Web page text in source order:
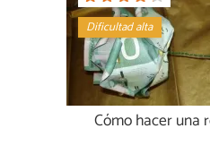
Dificultad alta
Cómo hacer una